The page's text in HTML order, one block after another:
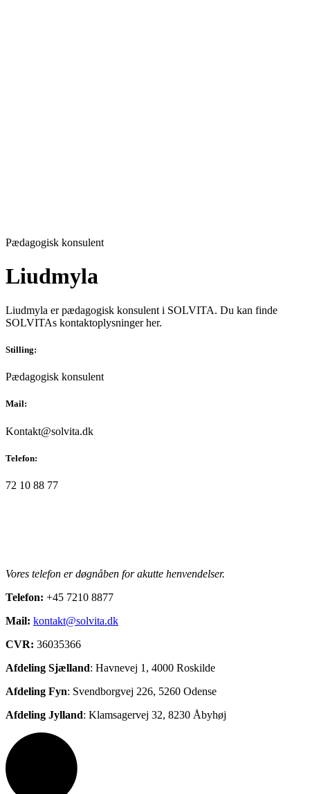
Pædagogisk konsulent
Liudmyla
Liudmyla er pædagogisk konsulent i SOLVITA. Du kan finde
SOLVITAs kontaktoplysninger her.
Stilling:
Pædagogisk konsulent
Mail:
Kontakt@solvita.dk
Telefon:
72 10 88 77
Vores telefon er døgnåben for akutte henvendelser.
Telefon: +45 7210 8877
Mail: kontakt@solvita.dk
CVR: 36035366
Afdeling Sjælland: Havnevej 1, 4000 Roskilde
Afdeling Fyn: Svendborgvej 226, 5260 Odense
Afdeling Jylland: Klamsagervej 32, 8230 Åbyhøj